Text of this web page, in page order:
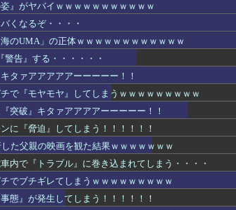
』がヤバイｗｗｗｗｗｗｗｗｗｗｗ
くなるぞ・・・・
のUMA」の正体ｗｗｗｗｗｗｗｗｗｗｗｗ
警告』する・・・・・・
タァアアアアアーーーーー！！
で『モヤモヤ』してしまうｗｗｗｗｗｗｗｗｗ
突破』キタァアアアアーーーーー！！
に『脅迫』してしまう！！！！！！
た父親の映画を観た結果ｗｗｗｗｗｗｗ
内で『トラブル』に巻き込まれてしまう・・・・
でブチギレてしまうｗｗｗｗｗｗｗｗｗ
態』が発生してしまう！！！！！！